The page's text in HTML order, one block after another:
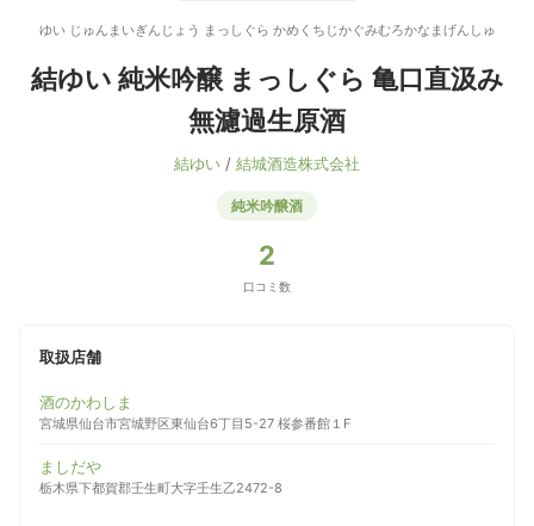
ゆい じゅんまいぎんじょう まっしぐら かめくちじかぐみむろかなまげんしゅ
結ゆい 純米吟醸 まっしぐら 亀口直汲み
無濾過生原酒
結ゆい / 結城酒造株式会社
純米吟醸酒
2
口コミ数
取扱店舗
酒のかわしま
宮城県仙台市宮城野区東仙台6丁目5-27 桜参番館１F
ましだや
栃木県下都賀郡壬生町大字壬生乙2472-8